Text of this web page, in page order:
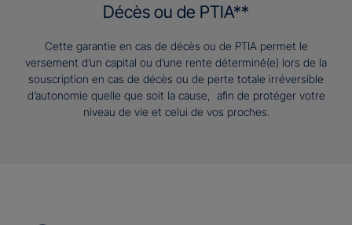
Décès ou de PTIA**
Cette garantie en cas de décès ou de PTIA permet le
versement d’un capital ou d’une rente déterminé(e) lors de la
souscription en cas de décès ou de perte totale irréversible
d’autonomie quelle que soit la cause, afin de protéger votre
niveau de vie et celui de vos proches.